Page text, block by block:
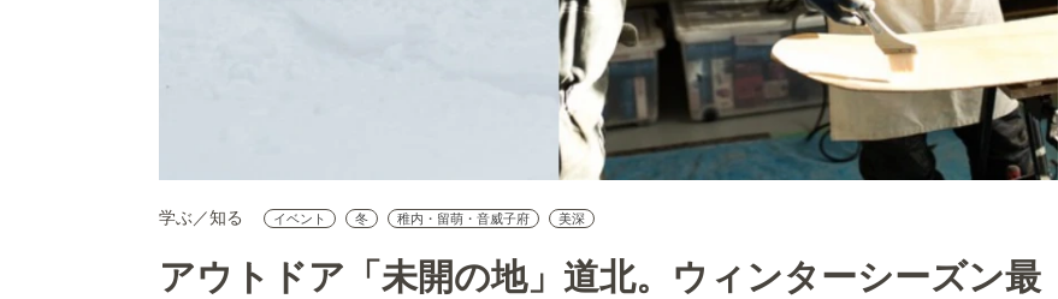
学ぶ／知る イベント 冬 稚内・留萌・音威子府 美深
アウトドア「未開の地」道北。ウィンターシーズン最